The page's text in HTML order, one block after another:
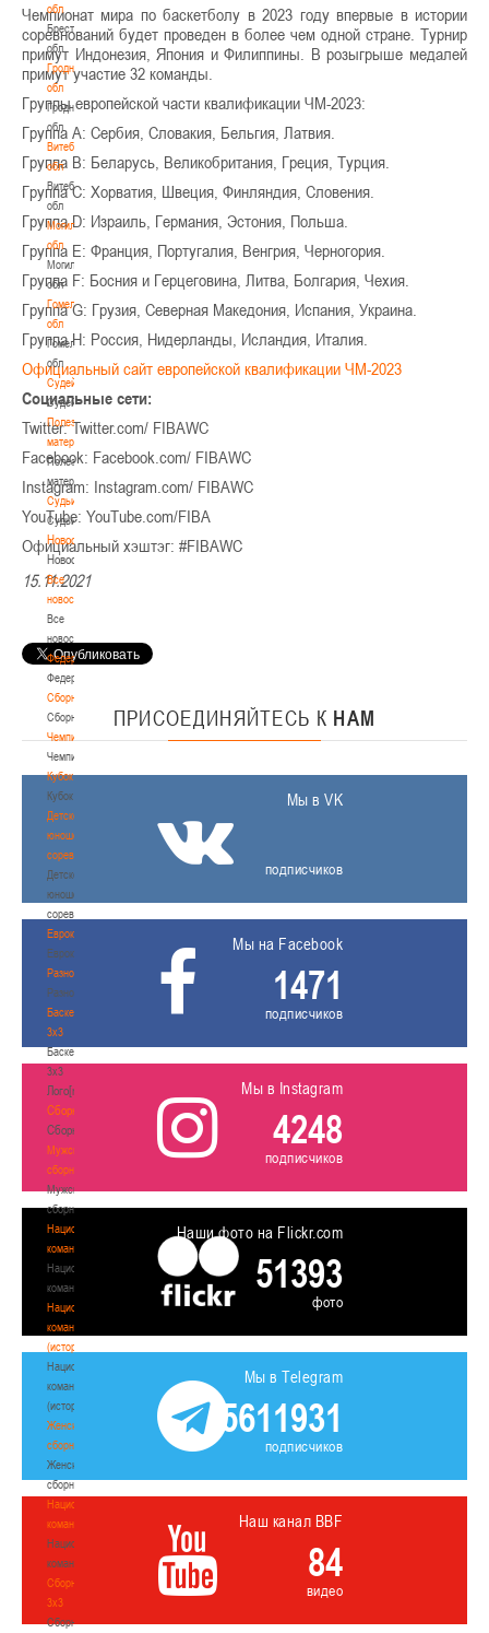
обл
Брестская
обл
Гродненская
обл
Гродненская
обл
Витебская
обл
Витебская
обл
Могилевская
обл
Могилевская
обл
Гомельская
обл
Гомельская
обл
Судейство
Судейство
Полезные
материалы
Полезные
материалы
Судьи
Судьи
Новости
Новости
Все
новости
Все
новости
Федерация
Федерация
Сборные
Сборные
Чемпионат
Чемпионат
Кубок
Кубок
Детско-
юношеские
соревнования
Детско-
юношеские
соревнования
Еврокубки
Еврокубки
Разное
Разное
Баскетбол
3х3
Баскетбол
3х3
Лого[modid=121]
Сборные
Сборные
Мужские
сборные
Мужские
сборные
Национальная
команда
Национальная
команда
Национальная
команда
(история)
Национальная
команда
(история)
Женские
сборные
Женские
сборные
Национальная
команда
Национальная
команда
Сборные
3х3
Сборные
Чемпионат мира по баскетболу в 2023 году впервые в истории
соревнований будет проведен в более чем одной стране. Турнир
примут Индонезия, Япония и Филиппины. В розыгрыше медалей
примут участие 32 команды.
Группы европейской части квалификации ЧМ-2023:
Группа А: Сербия, Словакия, Бельгия, Латвия.
Группа В: Беларусь, Великобритания, Греция, Турция.
Группа С: Хорватия, Швеция, Финляндия, Словения.
Группа D: Израиль, Германия, Эстония, Польша.
Группа Е: Франция, Португалия, Венгрия, Черногория.
Группа F: Босния и Герцеговина, Литва, Болгария, Чехия.
Группа G: Грузия, Северная Македония, Испания, Украина.
Группа H: Россия, Нидерланды, Исландия, Италия.
Официальный сайт европейской квалификации ЧМ-2023
Социальные сети:
Twitter: Twitter.com/ FIBAWC
Facebook: Facebook.com/ FIBAWC
Instagram: Instagram.com/ FIBAWC
YouTube: YouTube.com/FIBA
Официальный хэштэг: #FIBAWC
15.11.2021
ПРИСОЕДИНЯЙТЕСЬ К НАМ
Мы в VK
подписчиков
Мы на Facebook
1471
подписчиков
Мы в Instagram
4248
подписчиков
Наши фото на Flickr.com
51393
фото
Мы в Telegram
5611931
подписчиков
Наш канал BBF
84
видео